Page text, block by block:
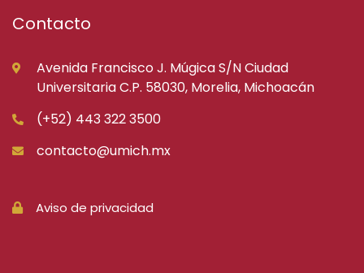
Contacto
Avenida Francisco J. Múgica S/N Ciudad
Universitaria C.P. 58030, Morelia, Michoacán
(+52) 443 322 3500
contacto@umich.mx
Aviso de privacidad